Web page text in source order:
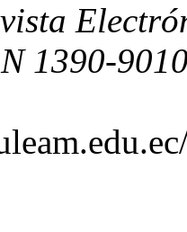
1390-